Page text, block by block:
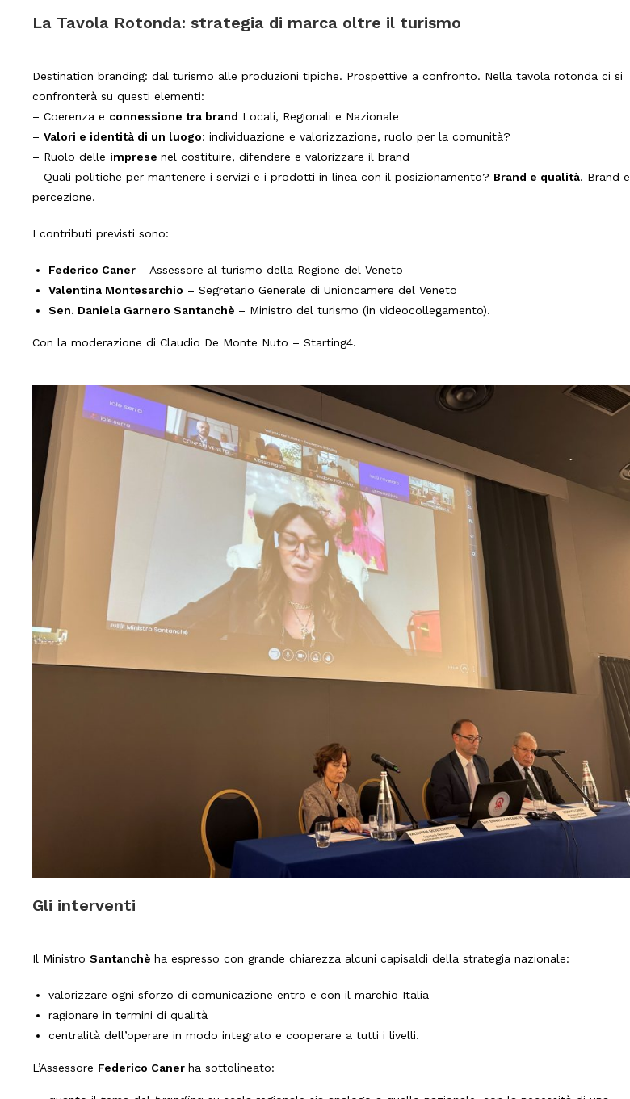
La Tavola Rotonda: strategia di marca oltre il turismo
Destination branding: dal turismo alle produzioni tipiche. Prospettive a confronto. Nella tavola rotonda ci si
confronterà su questi elementi:
– Coerenza e connessione tra brand Locali, Regionali e Nazionale
– Valori e identità di un luogo: individuazione e valorizzazione, ruolo per la comunità?
– Ruolo delle imprese nel costituire, difendere e valorizzare il brand
– Quali politiche per mantenere i servizi e i prodotti in linea con il posizionamento? Brand e qualità. Brand e
percezione.
I contributi previsti sono:
Federico Caner – Assessore al turismo della Regione del Veneto
Valentina Montesarchio – Segretario Generale di Unioncamere del Veneto
Sen. Daniela Garnero Santanchè – Ministro del turismo (in videocollegamento).
Con la moderazione di Claudio De Monte Nuto – Starting4.
Gli interventi
Il Ministro Santanchè ha espresso con grande chiarezza alcuni capisaldi della strategia nazionale:
valorizzare ogni sforzo di comunicazione entro e con il marchio Italia
ragionare in termini di qualità
centralità dell’operare in modo integrato e cooperare a tutti i livelli.
L’Assessore Federico Caner ha sottolineato: